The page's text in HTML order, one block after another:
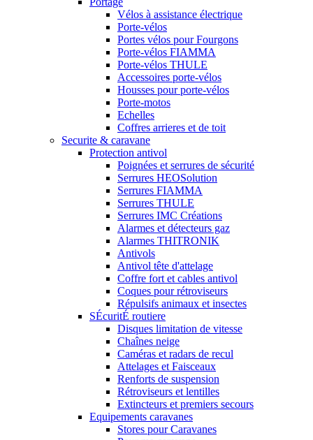
Vélos à assistance électrique
Porte-vélos
Portes vélos pour Fourgons
Porte-vélos FIAMMA
Porte-vélos THULE
Accessoires porte-vélos
Housses pour porte-vélos
Porte-motos
Echelles
Coffres arrieres et de toit
Securite & caravane
Protection antivol
Poignées et serrures de sécurité
Serrures HEOSolution
Serrures FIAMMA
Serrures THULE
Serrures IMC Créations
Alarmes et détecteurs gaz
Alarmes THITRONIK
Antivols
Antivol tête d'attelage
Coffre fort et cables antivol
Coques pour rétroviseurs
Répulsifs animaux et insectes
SÉcuritÉ routiere
Disques limitation de vitesse
Chaînes neige
Caméras et radars de recul
Attelages et Faisceaux
Renforts de suspension
Rétroviseurs et lentilles
Extincteurs et premiers secours
Equipements caravanes
Stores pour Caravanes